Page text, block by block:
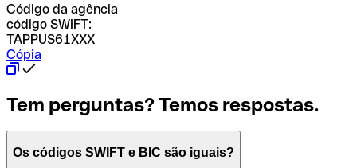
Código da agência
código SWIFT:
TAPPUS61XXX
Cópia
Tem perguntas? Temos respostas.
Os códigos SWIFT e BIC são iguais?